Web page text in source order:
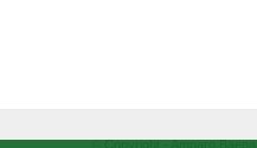
© Copyright - Amparo Baena